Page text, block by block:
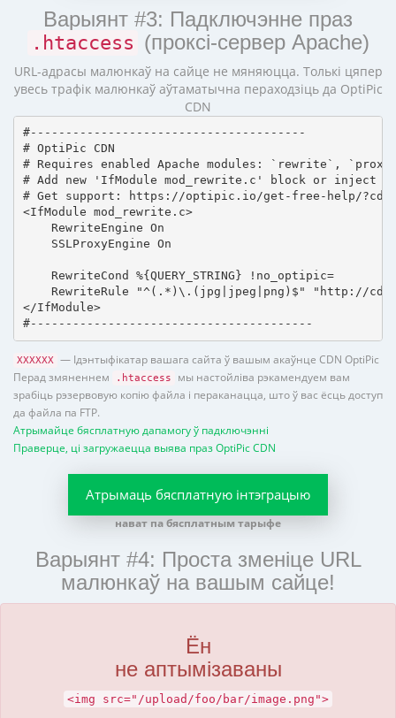
Варыянт #3: Падключэнне праз
.htaccess (проксі-сервер Apache)
URL-адрасы малюнкаў на сайце не мяняюцца. Толькі цяпер
увесь трафік малюнкаў аўтаматычна пераходзіць да OptiPic
CDN
#---------------------------------------
# OptiPic CDN
# Requires enabled Apache modules: `rewrite`,
# Add new 'IfModule mod_rewrite.c' block or inject
# Get support: https://optipic.io/get-free-help/
<IfModule mod_rewrite.c>
    RewriteEngine On
    SSLProxyEngine On
    RewriteCond %{QUERY_STRING} !no_optipic=
RewriteRule "^(.*)\.(jpg|jpeg|png)$" "http://
</IfModule>
#----------------------------------------
XXXXXX
— Ідэнтыфікатар вашага сайта ў вашым акаўнце CDN OptiPic
Перад змяненнем
.htaccess
мы настойліва рэкамендуем вам
зрабіць рэзервовую копію файла і пераканацца, што ў вас ёсць доступ
да файла па FTP.
Атрымайце бясплатную дапамогу ў падключэнні
Праверце, ці загружаецца выява праз OptiPic CDN
Атрымаць бясплатную інтэграцыю
нават па бясплатным тарыфе
Варыянт #4: Проста зменіце URL
малюнкаў на вашым сайце!
Ён
не аптымізаваны
<img src="/upload/foo/bar/image.png">